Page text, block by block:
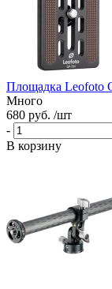
Площадка Leofoto
Много
680 руб. /шт
-
В корзину